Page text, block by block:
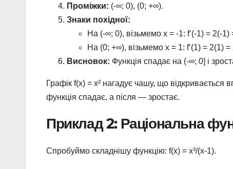
Проміжки: (-∞; 0), (0; +∞).
Знаки похідної:
На (-∞; 0), візьмемо x = -1: f’(-1) = 2(-1)
На (0; +∞), візьмемо x = 1: f’(1) = 2(1) =
Висновок: Функція спадає на (-∞; 0] і
Графік f(x) = x² нагадує чашу, що
функція спадає, а після — зростає.
Приклад 2: Раціональна
Спробуймо складнішу функцію: f(x) = x³/(x-1).